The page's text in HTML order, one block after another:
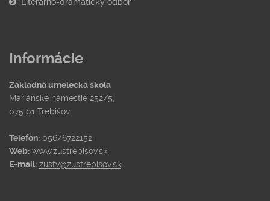
Informácie
Základná umelecká škola
Mariánske námestie 252/5,
075 01 Trebišov
Telefón: 056/6722152
Web: www.zustrebisov.sk
E-mail: zustv@zustrebisov.sk